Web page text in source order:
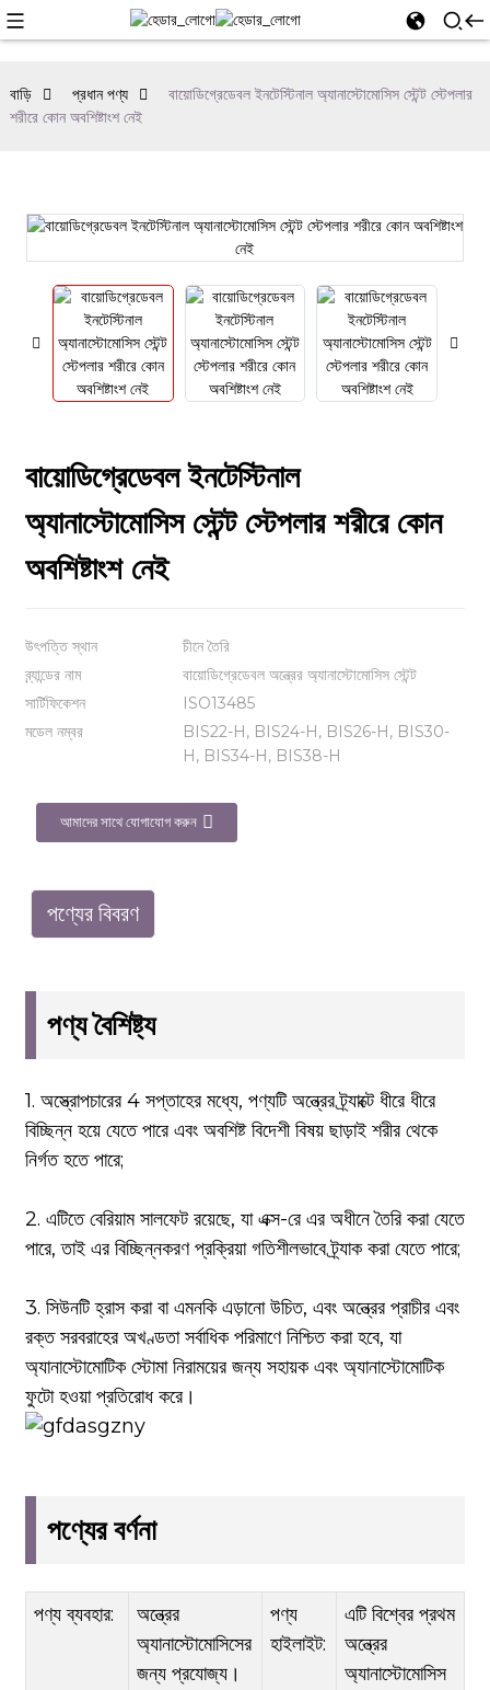
বাড়ি প্রধান পণ্য
বায়োডিগ্রেডেবল ইনটেস্টিনাল অ্যানাস্টোমোসিস স্টেন্ট স্টেপলার
শরীরে কোন অবশিষ্টাংশ নেই
বায়োডিগ্রেডেবল ইনটেস্টিনাল
অ্যানাস্টোমোসিস স্টেন্ট স্টেপলার শরীরে কোন
অবশিষ্টাংশ নেই
উৎপত্তি স্থান
চীনে তৈরি
ব্র্যান্ডের নাম
বায়োডিগ্রেডেবল অন্ত্রের অ্যানাস্টোমোসিস স্টেন্ট
সার্টিফিকেশন
ISO13485
মডেল নম্বর
BIS22-H, BIS24-H, BIS26-H, BIS30-
H, BIS34-H, BIS38-H
আমাদের সাথে যোগাযোগ করুন
পণ্যের বিবরণ
পণ্য বৈশিষ্ট্য
1. অস্ত্রোপচারের 4 সপ্তাহের মধ্যে, পণ্যটি অন্ত্রের ট্র্যাক্টে ধীরে ধীরে
বিচ্ছিন্ন হয়ে যেতে পারে এবং অবশিষ্ট বিদেশী বিষয় ছাড়াই শরীর থেকে
নির্গত হতে পারে;
2. এটিতে বেরিয়াম সালফেট রয়েছে, যা এক্স-রে এর অধীনে তৈরি করা যেতে
পারে, তাই এর বিচ্ছিন্নকরণ প্রক্রিয়া গতিশীলভাবে ট্র্যাক করা যেতে পারে;
3. সিউনটি হ্রাস করা বা এমনকি এড়ানো উচিত, এবং অন্ত্রের প্রাচীর এবং
রক্ত ​​​​সরবরাহের অখণ্ডতা সর্বাধিক পরিমাণে নিশ্চিত করা হবে, যা
অ্যানাস্টোমোটিক স্টোমা নিরাময়ের জন্য সহায়ক এবং অ্যানাস্টোমোটিক
ফুটো হওয়া প্রতিরোধ করে।
পণ্যের বর্ণনা
পণ্য ব্যবহার:
অন্ত্রের
অ্যানাস্টোমোসিসের
জন্য প্রযোজ্য।
পণ্য
হাইলাইট:
এটি বিশ্বের প্রথম
অন্ত্রের
অ্যানাস্টোমোসিস